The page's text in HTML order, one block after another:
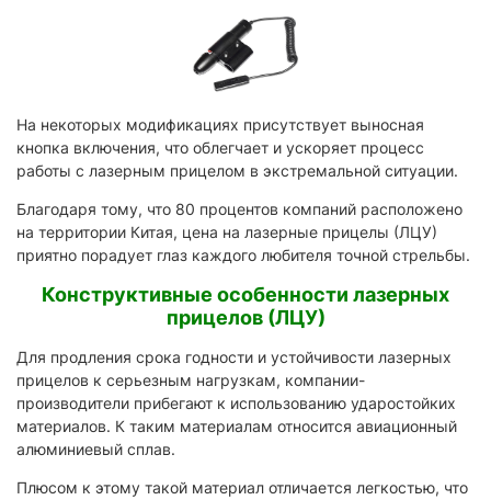
На некоторых модификациях присутствует выносная
кнопка включения, что облегчает и ускоряет процесс
работы с лазерным прицелом в экстремальной ситуации.
Благодаря тому, что 80 процентов компаний расположено
на территории Китая, цена на лазерные прицелы (ЛЦУ)
приятно порадует глаз каждого любителя точной стрельбы.
Конструктивные особенности лазерных
прицелов (ЛЦУ)
Для продления срока годности и устойчивости лазерных
прицелов к серьезным нагрузкам, компании-
производители прибегают к использованию ударостойких
материалов. К таким материалам относится авиационный
алюминиевый сплав.
Плюсом к этому такой материал отличается легкостью, что